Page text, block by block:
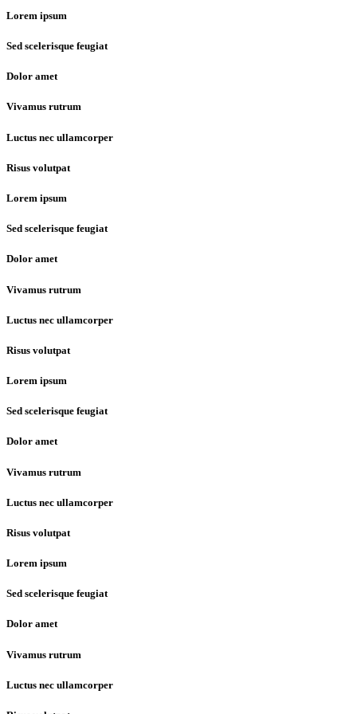
Lorem ipsum
Sed scelerisque feugiat
Dolor amet
Vivamus rutrum
Luctus nec ullamcorper
Risus volutpat
Lorem ipsum
Sed scelerisque feugiat
Dolor amet
Vivamus rutrum
Luctus nec ullamcorper
Risus volutpat
Lorem ipsum
Sed scelerisque feugiat
Dolor amet
Vivamus rutrum
Luctus nec ullamcorper
Risus volutpat
Lorem ipsum
Sed scelerisque feugiat
Dolor amet
Vivamus rutrum
Luctus nec ullamcorper